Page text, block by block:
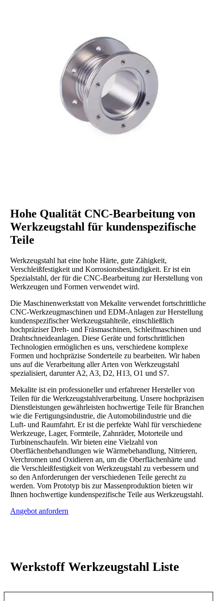
Hohe Qualität CNC-Bearbeitung von
Werkzeugstahlfür kundenspezifische
Teile
Werkzeugstahl hat eine hohe Härte, gute Zähigkeit,
Verschleißfestigkeit und Korrosionsbeständigkeit. Er ist ein
Spezialstahl, der für die CNC-Bearbeitung zur Herstellung von
Werkzeugen und Formen verwendet wird.
Die Maschinenwerkstatt von Mekalite verwendet fortschrittliche
CNC-Werkzeugmaschinen und EDM-Anlagen zur Herstellung
kundenspezifischer Werkzeugstahlteile, einschließlich
hochpräziser Dreh- und Fräsmaschinen, Schleifmaschinen und
Drahtschneideanlagen. Diese Geräte und fortschrittlichen
Technologien ermöglichen es uns, verschiedene komplexe
Formen und hochpräzise Sonderteile zu bearbeiten. Wir haben
uns auf die Verarbeitung aller Arten von Werkzeugstahl
spezialisiert, darunter A2, A3, D2, H13, O1 und S7.
Mekalite ist ein professioneller und erfahrener Hersteller von
Teilen für die Werkzeugstahlverarbeitung. Unsere hochpräzisen
Dienstleistungen gewährleisten hochwertige Teile für Branchen
wie die Fertigungsindustrie, die Automobilindustrie und die
Luft- und Raumfahrt. Er ist die perfekte Wahl für verschiedene
Werkzeuge, Lager, Formteile, Zahnräder, Motorteile und
Turbinenschaufeln. Wir bieten eine Vielzahl von
Oberflächenbehandlungen wie Wärmebehandlung, Nitrieren,
Verchromen und Oxidieren an, um die Oberflächenhärte und
die Verschleißfestigkeit von Werkzeugstahl zu verbessern und
so den Anforderungen der verschiedenen Teile gerecht zu
werden. Vom Prototyp bis zur Massenproduktion bieten wir
Ihnen hochwertige kundenspezifische Teile aus Werkzeugstahl.
Angebot anfordern
Werkstoff WerkzeugstahlListe